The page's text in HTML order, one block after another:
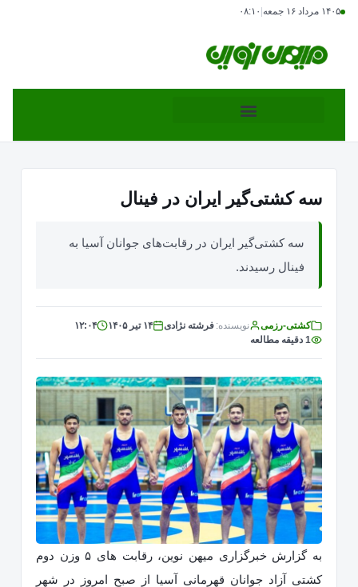
۱۴۰۵ مرداد ۱۶ جمعه ۰۸:۱۰
سه کشتی‌گیر ایران در فینال
سه کشتی‌گیر ایران در رقابت‌های جوانان آسیا به
فینال رسیدند.
کشتی-رزمی نویسنده: فرشته نژادی ۱۴ تیر ۱۴۰۵
۱۲:۰۴
1 دقیقه مطالعه
به گزارش خبرگزاری میهن نوین، رقابت های ۵ وزن دوم
کشتی آزاد جوانان قهرمانی آسیا از صبح امروز در شهر